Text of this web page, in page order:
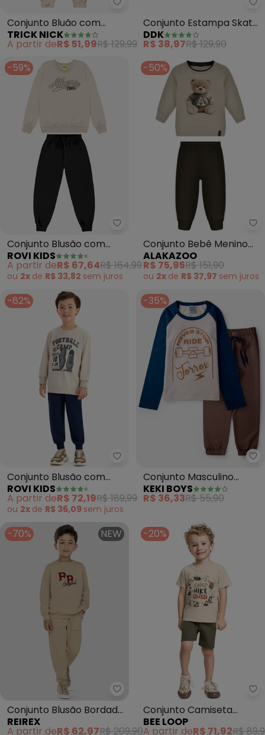
Trick Nick - Conjunto Bluão
Conjunto Bluão com
Calça (Bege)
TRICK NICK
A partir deR$ 51,99R$ 129,99
Conjunto Estampa Skate
(Marrom)
DDK
R$ 38,97R$ 129,90
-59%
Rovi Kids - Conjunto Blusão
Conjunto Blusão com
Calça Moletom (Bege)
ROVI KIDS
A partir deR$ 67,64R$ 164,99
ou 2x de R$ 33,82 sem juros
-50%
Conjunto Bebê Menino
em Moletom Felpado
(Bege)
ALAKAZOO
R$ 75,95R$ 151,90
ou 2x de R$ 37,97 sem juros
-62%
Rovi Kids - Conjunto Blusão
Conjunto Blusão com
Calça Moletom (Bege)
ROVI KIDS
A partir deR$ 72,19R$ 189,99
ou 2x de R$ 36,09 sem juros
-35%
Conjunto Masculino
Never Stop (Caqui)
KEKI BOYS
R$ 36,33R$ 55,90
-70% NEW
Reirex - Conjunto Blusão
Conjunto Blusão Bordado
e Calça (Bege)
REIREX
A partir deR$ 62,97R$ 209,90
-20%
Conjunto Camiseta
Camp & Hike Bege
BEE LOOP
A partir deR$ 71,92R$